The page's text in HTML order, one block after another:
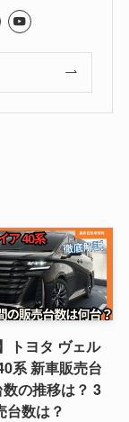
トヨタ ヴェル
系 新車販売台
の推移は？ 3
台数は？